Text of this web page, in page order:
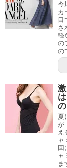
今
カ
目
さ
軽
の
の
夏
が
え
ャ
回
ャ
ま